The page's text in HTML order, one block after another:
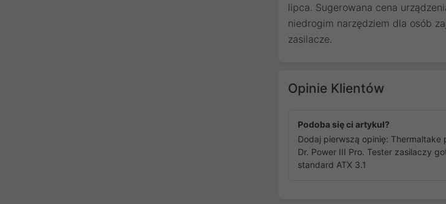
lipca. Sugerowana cena
niedrogim narzędziem dla osób
zasilacze.
Opinie Klientów
Podoba się ci artykuł?
Dodaj pierwszą opinię: Thermaltake
Dr. Power III Pro. Tester zasilaczy
standard ATX 3.1